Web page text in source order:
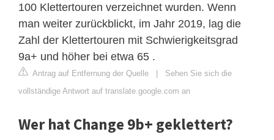
100 Klettertouren verzeichnet wurden. Wenn
man weiter zurückblickt, im Jahr 2019, lag die
Zahl der Klettertouren mit Schwierigkeitsgrad
9a+ und höher bei etwa 65 .
Antrag auf Entfernung der Quelle | Sehen Sie sich die
vollständige Antwort auf translate.google.com an
Wer hat Change 9b+ geklettert?